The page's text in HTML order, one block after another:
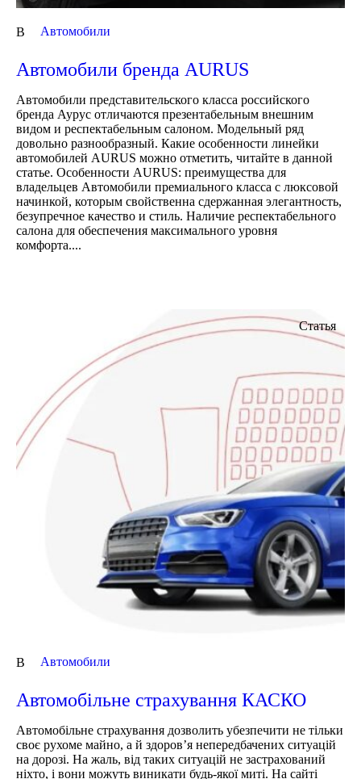
В Автомобили
Автомобили бренда AURUS
Автомобили представительского класса российского
бренда Аурус отличаются презентабельным внешним
видом и респектабельным салоном. Модельный ряд
довольно разнообразный. Какие особенности линейки
автомобилей AURUS можно отметить, читайте в данной
статье. Особенности AURUS: преимущества для
владельцев Автомобили премиального класса с люксовой
начинкой, которым свойственна сдержанная элегантность,
безупречное качество и стиль. Наличие респектабельного
салона для обеспечения максимального уровня
комфорта....
Статья
В Автомобили
Автомобільне страхування КАСКО
Автомобільне страхування дозволить убезпечити не тільки
своє рухоме майно, а й здоров’я непередбачених ситуацій
на дорозі. На жаль, від таких ситуацій не застрахований
ніхто, і вони можуть виникати будь-якої миті. На сайті